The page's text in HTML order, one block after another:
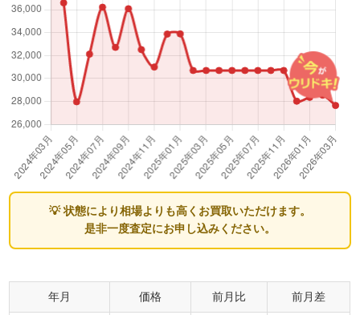
💡 状態により相場よりも高くお買取いただけます。
是非一度査定にお申し込みください。
年月 価格 前月比 前月差